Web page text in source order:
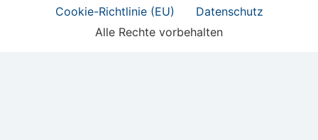
Cookie-Richtlinie (EU)
Datenschutz
Alle Rechte vorbehalten